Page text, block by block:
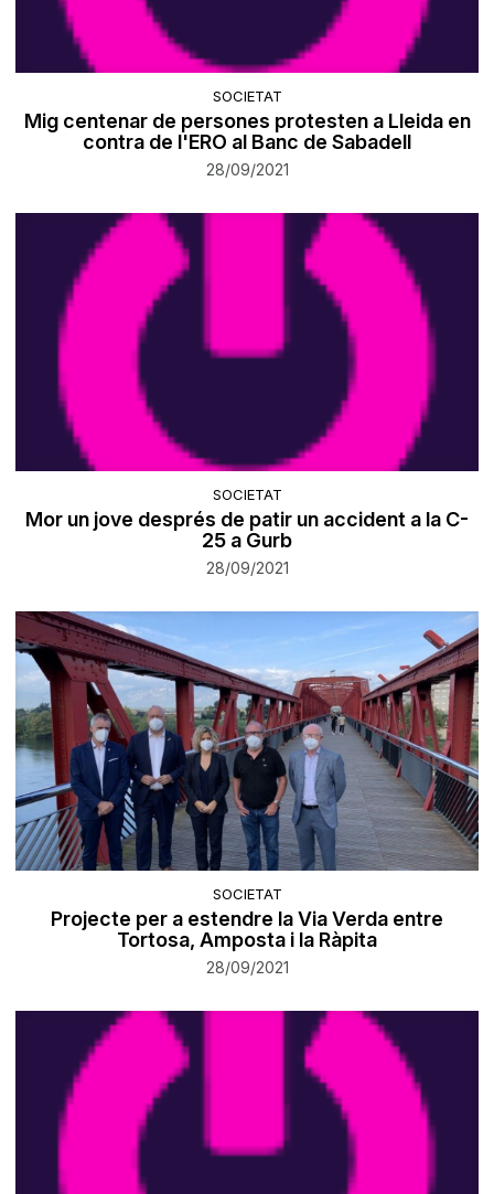
SOCIETAT
Mig centenar de persones protesten a Lleida en
contra de l'ERO al Banc de Sabadell
28/09/2021
SOCIETAT
Mor un jove després de patir un accident a la C-
25 a Gurb
28/09/2021
SOCIETAT
Projecte per a estendre la Via Verda entre
Tortosa, Amposta i la Ràpita
28/09/2021